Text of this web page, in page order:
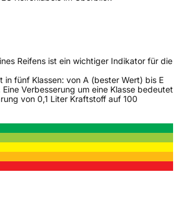
Reifens ist ein wichtiger Indikator für die
in fünf Klassen: von A (bester Wert) bis E
Verbesserung um eine Klasse bedeutet
von 0,1 Liter Kraftstoff auf 100